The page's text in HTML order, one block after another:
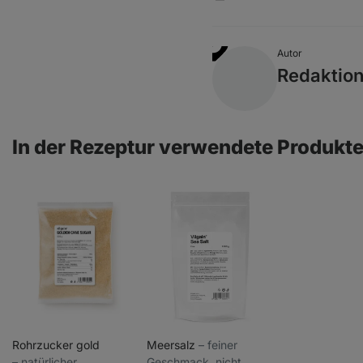
Autor
Redaktion
In der Rezeptur verwendete Produkte
Rohrzucker gold
Meersalz ⁠–⁠ feiner